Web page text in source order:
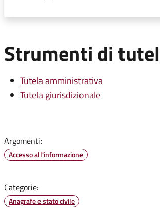
Strumenti di
Tutela amministrativa
Tutela giurisdizionale
Argomenti:
Accesso all'informazione
Categorie:
Anagrafe e stato civile